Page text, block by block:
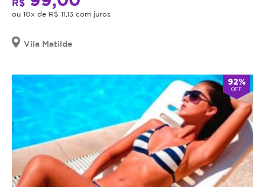
R$
ou 10x de R$ 11,13 com juros
Vila Matilde
92%
OFF